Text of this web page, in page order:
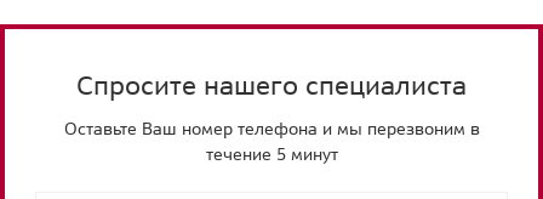
Спросите нашего специалиста
Оставьте Ваш номер телефона и мы перезвоним в
течение 5 минут